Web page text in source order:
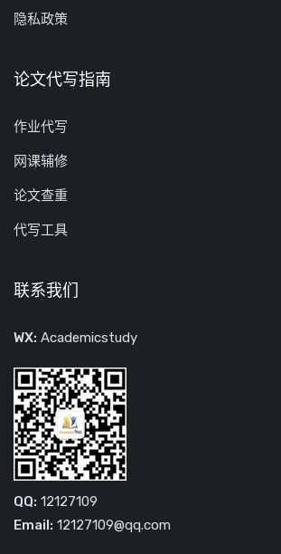
隐私政策
论文代写指南
作业代写
网课辅修
论文查重
代写工具
联系我们
WX: Academicstudy
QQ: 12127109
Email: 12127109@qq.com